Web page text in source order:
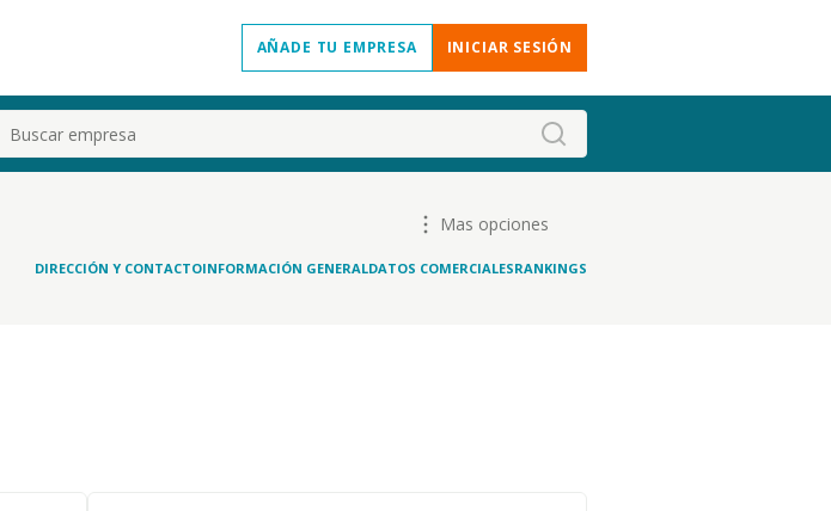
AÑADE TU EMPRESA INICIAR SESIÓN
Buscar
Mas opciones
DIRECCIÓN Y CONTACTOINFORMACIÓN GENERALDATOS COMERCIALESRANKINGS